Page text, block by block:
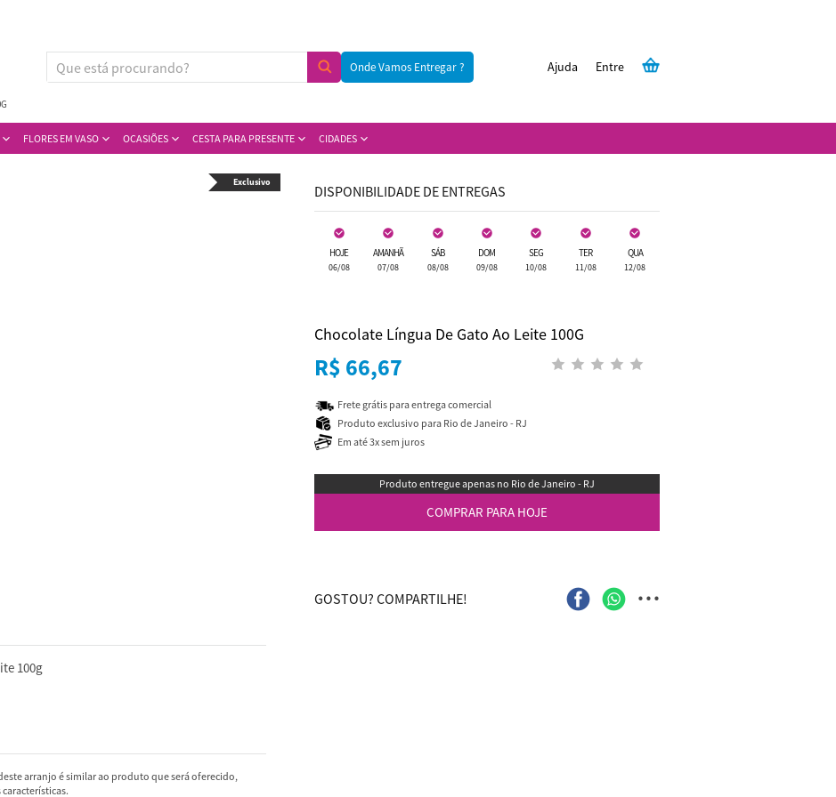
Onde Vamos Entregar ? Entre
Ajuda
FLORES EM VASO OCASIÕES CESTA PARA PRESENTE CIDADES
Exclusivo
100g
arranjo é similar ao produto que será oferecido,
DISPONIBILIDADE DE ENTREGAS
HOJE
06/08
AMANHÃ
07/08
SÁB
08/08
DOM
09/08
SEG
10/08
TER
11/08
QUA
12/08
Chocolate Língua De Gato Ao Leite 100G
R$ 66,67
Frete grátis para entrega comercial
Produto exclusivo para Rio de Janeiro - RJ
Em até 3x sem juros
Produto entregue apenas no Rio de Janeiro - RJ
COMPRAR PARA HOJE
GOSTOU? COMPARTILHE! ...